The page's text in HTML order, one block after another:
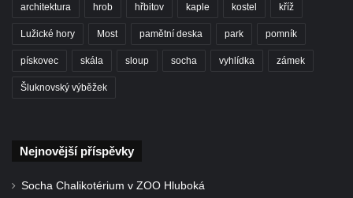
Kříž u domu čp. 2 v Rybništi
Kříž u domu čp. 128 v Rybništi
Kříž východně od Dubé nad lesoparkem
Kříž před hřbitovem v Českolipské ulice v
Kříž v Zahradní ulici v Dubé
architektura hrob hřbitov kaple kostel kříž
Lužické hory Most pamětní deska park pomník
pískovec skála sloup socha vyhlídka zámek
Šluknovský výběžek
Nejnovější příspěvky
Socha Chalikotérium v ZOO Hluboká